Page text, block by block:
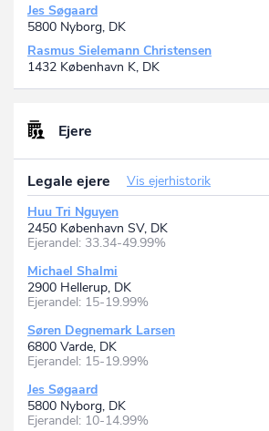
Jes Søgaard
5800 Nyborg, DK
Rasmus Sielemann Christensen
1432 København K, DK
Ejere
Legale ejere
Vis ejerhistorik
Huu Tri Nguyen
2450 København SV, DK
Ejerandel: 33.34-49.99%
Michael Shalmi
2900 Hellerup, DK
Ejerandel: 15-19.99%
Søren Degnemark Larsen
6800 Varde, DK
Ejerandel: 15-19.99%
Jes Søgaard
5800 Nyborg, DK
Ejerandel: 10-14.99%